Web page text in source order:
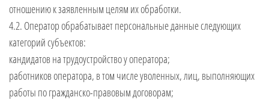
отношению к заявленным целям их обработки.
4.2. Оператор обрабатывает персональные данные следующих
категорий субъектов:
кандидатов на трудоустройство у оператора;
работников оператора, в том числе уволенных, лиц, выполняющих
работы по гражданско-правовым договорам;